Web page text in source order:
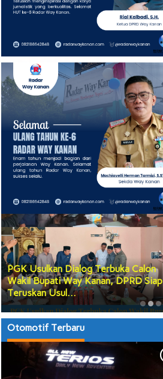
PGK Usulkan Dialog Terbuka Calon
Wakil Bupati Way Kanan, DPRD Siap
Teruskan Usul…
Otomotif Terbaru